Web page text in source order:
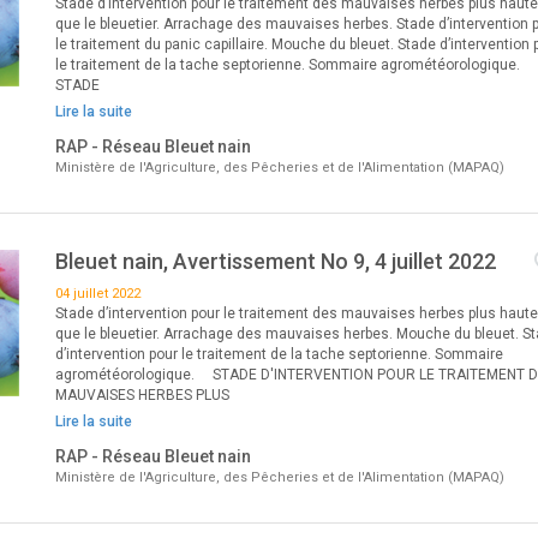
Stade d’intervention pour le traitement des mauvaises herbes plus
que le bleuetier. Arrachage des mauvaises herbes. Stade d’intervention
le traitement du panic capillaire. Mouche du bleuet. Stade d’intervention
le traitement de la tache septorienne. Sommaire agrométéorologique.
STADE
Lire la suite
RAP - Réseau Bleuet nain
Ministère de l'Agriculture, des Pêcheries et de l'Alimentation (MAPAQ)
Bleuet nain, Avertissement No 9, 4 juillet 2022
04 juillet 2022
Stade d’intervention pour le traitement des mauvaises herbes plus
que le bleuetier. Arrachage des mauvaises herbes. Mouche du bleuet.
d’intervention pour le traitement de la tache septorienne. Sommaire
agrométéorologique. STADE D'INTERVENTION POUR LE TRAITEMENT
MAUVAISES HERBES PLUS
Lire la suite
RAP - Réseau Bleuet nain
Ministère de l'Agriculture, des Pêcheries et de l'Alimentation (MAPAQ)